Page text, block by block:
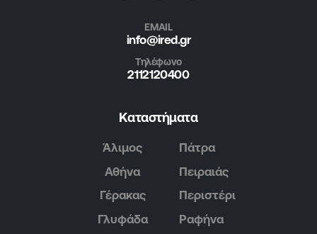
EMAIL
info@ired.gr
Τηλέφωνο
2112120400
Καταστήματα
Άλιμος
Αθήνα
Γέρακας
Γλυφάδα
Πάτρα
Πειραιάς
Περιστέρι
Ραφήνα